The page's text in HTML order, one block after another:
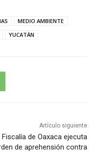
MEDIO AMBIENTE
YUCATÁN
Artículo siguiente
Fiscalía de Oaxaca ejecuta
de aprehensión contra